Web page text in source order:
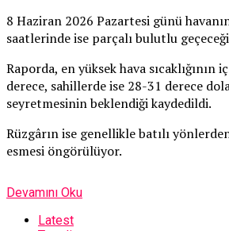
8 Haziran 2026 Pazartesi günü
saatlerinde ise parçalı bulutlu
Raporda, en yüksek hava sıcaklığının
derece, sahillerde ise 28-31 derece
seyretmesinin beklendiği kaydedildi.
Rüzgârın ise genellikle batılı
esmesi öngörülüyor.
Devamını Oku
Latest